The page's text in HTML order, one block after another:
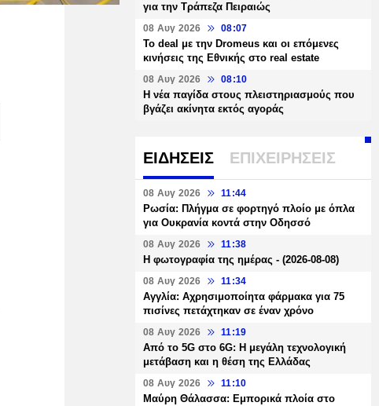
για την Τράπεζα Πειραιώς
08 Αυγ 2026 08:07
Το deal με την Dromeus και οι επόμενες
κινήσεις της Εθνικής στο real estate
08 Αυγ 2026 08:10
Η νέα παγίδα στους πλειστηριασμούς που
βγάζει ακίνητα εκτός αγοράς
ΕΙΔΗΣΕΙΣ ΕΠΙΧΕΙΡΗΣΕΙΣ
08 Αυγ 2026 11:44
Ρωσία: Πλήγμα σε φορτηγό πλοίο με όπλα
για Ουκρανία κοντά στην Οδησσό
08 Αυγ 2026 11:38
Η φωτογραφία της ημέρας - (2026-08-08)
08 Αυγ 2026 11:34
Αγγλία: Αχρησιμοποίητα φάρμακα για 75
πισίνες πετάχτηκαν σε έναν χρόνο
08 Αυγ 2026 11:19
Από το 5G στο 6G: Η μεγάλη τεχνολογική
μετάβαση και η θέση της Ελλάδας
08 Αυγ 2026 11:10
Μαύρη Θάλασσα: Εμπορικά πλοία στο